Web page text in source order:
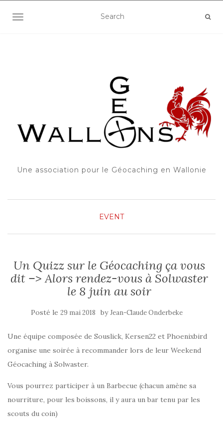
OUVRIR/FERMER LA NAVIGATION
Une association pour le Géocaching en Wallonie
EVENT
Un Quizz sur le Géocaching ça vous
dit –> Alors rendez-vous à Solwaster
le 8 juin au soir
Posté le 29 mai 2018 byJean-Claude Onderbeke
Une équipe composée de Souslick, Kersen22 et Phoenixbird
organise une soirée à recommander lors de leur Weekend
Géocaching à Solwaster.
Vous pourrez participer à un Barbecue (chacun amène sa
nourriture, pour les boissons, il y aura un bar tenu par les
scouts du coin)